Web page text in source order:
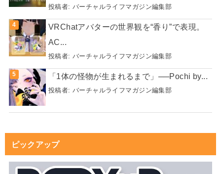
投稿者: バーチャルライフマガジン編集部
VRChatアバターの世界観を“香り”で表現。
AC...
投稿者: バーチャルライフマガジン編集部
「1体の怪物が生まれるまで」──Pochi by...
投稿者: バーチャルライフマガジン編集部
ピックアップ